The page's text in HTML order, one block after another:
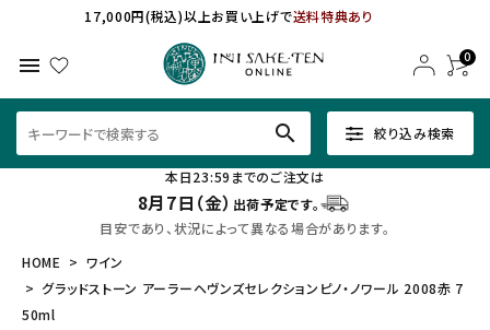
17,000円(税込)以上お買い上げで送料特典あり
menu 0
絞り込み検索
search
本日23:59までのご注文は
8月7日（金） 出荷予定です。
目安であり、状況によって異なる場合があります。
HOME
ワイン
グラッドストーン アーラーヘヴンズセレクションピノ・ノワール 2008赤 7
50ml